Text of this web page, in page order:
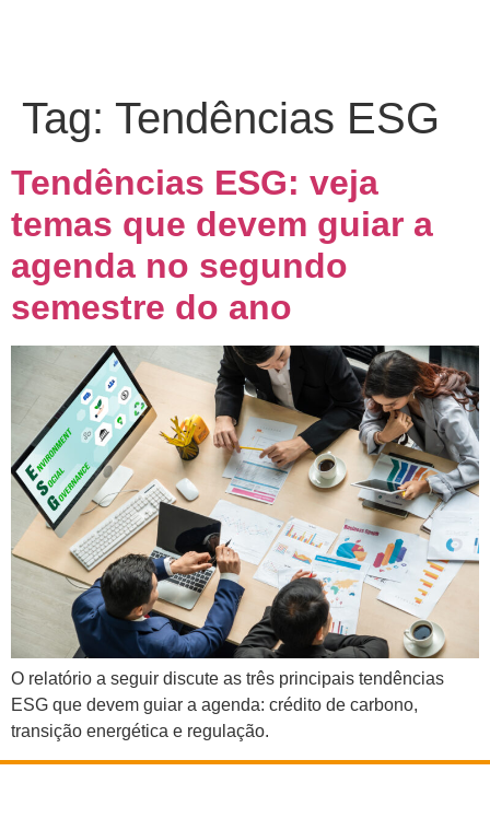
Tag: Tendências ESG
Tendências ESG: veja
temas que devem guiar a
agenda no segundo
semestre do ano
O relatório a seguir discute as três principais tendências
ESG que devem guiar a agenda: crédito de carbono,
transição energética e regulação.